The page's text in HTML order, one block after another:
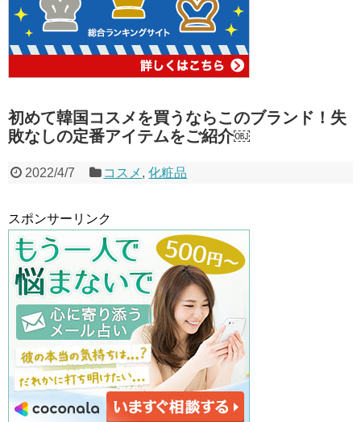
初めて韓国コスメを買うならこのブランド！失
敗なしの定番アイテムをご紹介￼
2022/4/7 コスメ ,化粧品
スポンサーリンク